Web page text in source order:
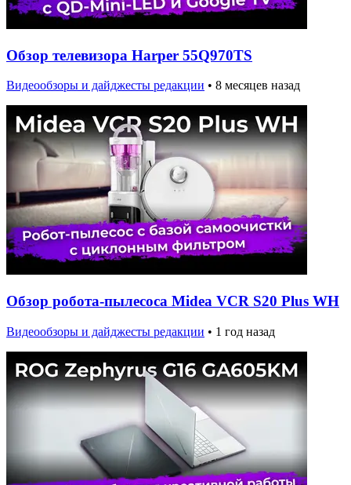
Обзор телевизора Harper 55Q970TS
Видеообзоры и дайджесты редакции • 8 месяцев назад
Обзор робота-пылесоса Midea VCR S20 Plus WH
Видеообзоры и дайджесты редакции • 1 год назад